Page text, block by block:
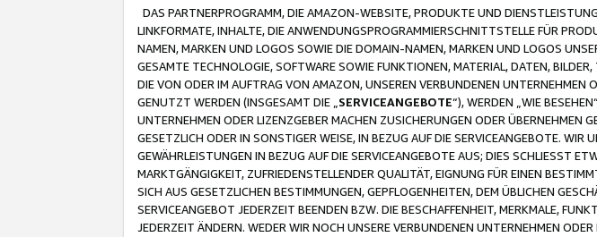
DAS PARTNERPROGRAMM, DIE AMAZON-WEBSITE, PRODUKTE UND
LINKFORMATE, INHALTE, DIE ANWENDUNGSPROGRAMMIERSCHNITTSTELLE FÜR
NAMEN, MARKEN UND LOGOS SOWIE DIE DOMAIN-NAMEN, MARKEN UND LOGOS
GESAMTE TECHNOLOGIE, SOFTWARE SOWIE FUNKTIONEN, MATERIAL, DATEN,
DIE VON ODER IM AUFTRAG VON AMAZON, UNSEREN VERBUNDENEN UNTERNEHMEN
GENUTZT WERDEN (INSGESAMT DIE „ SERVICEANGEBOTE“), WERDEN „WIE
UNTERNEHMEN ODER LIZENZGEBER MACHEN ZUSICHERUNGEN ODER ÜBERNEHMEN
GESETZLICH ODER IN SONSTIGER WEISE, IN BEZUG AUF DIE SERVICEANGEBOTE.
GEWÄHRLEISTUNGEN IN BEZUG AUF DIE SERVICEANGEBOTE AUS; DIES SCHLIESST
MARKTGÄNGIGKEIT, ZUFRIEDENSTELLENDER QUALITÄT, EIGNUNG FÜR EINEN
SICH AUS GESETZLICHEN BESTIMMUNGEN, GEPFLOGENHEITEN, DEM ÜBLICHEN
SERVICEANGEBOT JEDERZEIT BEENDEN BZW. DIE BESCHAFFENHEIT, MERKMALE,
JEDERZEIT ÄNDERN. WEDER WIR NOCH UNSERE VERBUNDENEN UNTERNEHMEN